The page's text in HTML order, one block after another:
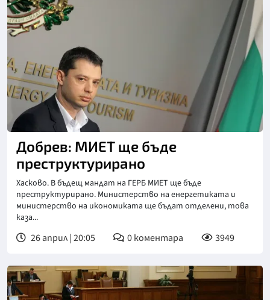
Добрев: МИЕТ ще бъде
преструктурирано
Хасково. В бъдещ мандат на ГЕРБ МИЕТ ще бъде
преструктурирано. Министерство на енергетиката и
министерство на икономиката ще бъдат отделени, това
каза...
26 април | 20:05 0коментара 3949